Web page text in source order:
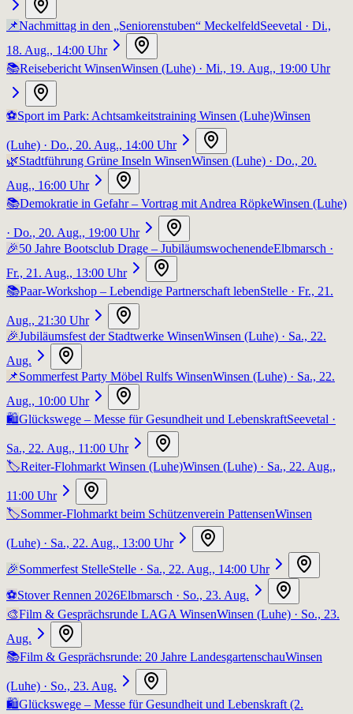
📌Nachmittag in den „Seniorenstuben“ MeckelfeldSeevetal · Di.,
18. Aug., 14:00 Uhr
📚Reisebericht WinsenWinsen (Luhe) · Mi., 19. Aug., 19:00 Uhr
⚽Sport im Park: Achtsamkeitstraining Winsen (Luhe)Winsen
(Luhe) · Do., 20. Aug., 14:00 Uhr
🌿Stadtführung Grüne Inseln WinsenWinsen (Luhe) · Do., 20.
Aug., 16:00 Uhr
📚Demokratie in Gefahr – Vortrag mit Andrea RöpkeWinsen (Luhe)
· Do., 20. Aug., 19:00 Uhr
🎉50 Jahre Bootsclub Drage – JubiläumswochenendeElbmarsch ·
Fr., 21. Aug., 13:00 Uhr
📚Paar-Workshop – Lebendige Partnerschaft lebenStelle · Fr., 21.
Aug., 21:30 Uhr
🎉Jubiläumsfest der Stadtwerke WinsenWinsen (Luhe) · Sa., 22.
Aug.
📌Sommerfest Party Möbel Rulfs WinsenWinsen (Luhe) · Sa., 22.
Aug., 10:00 Uhr
🛍️Glückswege – Messe für Gesundheit und LebenskraftSeevetal ·
Sa., 22. Aug., 11:00 Uhr
🏷️Reiter-Flohmarkt Winsen (Luhe)Winsen (Luhe) · Sa., 22. Aug.,
11:00 Uhr
🏷️Sommer-Flohmarkt beim Schützenverein PattensenWinsen
(Luhe) · Sa., 22. Aug., 13:00 Uhr
🎉Sommerfest StelleStelle · Sa., 22. Aug., 14:00 Uhr
⚽Stover Rennen 2026Elbmarsch · So., 23. Aug.
🎨Film & Gesprächsrunde LAGA WinsenWinsen (Luhe) · So., 23.
Aug.
📚Film & Gesprächsrunde: 20 Jahre LandesgartenschauWinsen
(Luhe) · So., 23. Aug.
🛍️Glückswege – Messe für Gesundheit und Lebenskraft (2.